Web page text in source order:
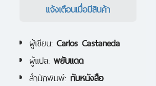
แจ้งเตือนเมื่อมีสินค้า
ผู้เขียน: Carlos Castaneda
ผู้แปล: พยับแดด
สำนักพิมพ์: ทับหนังสือ